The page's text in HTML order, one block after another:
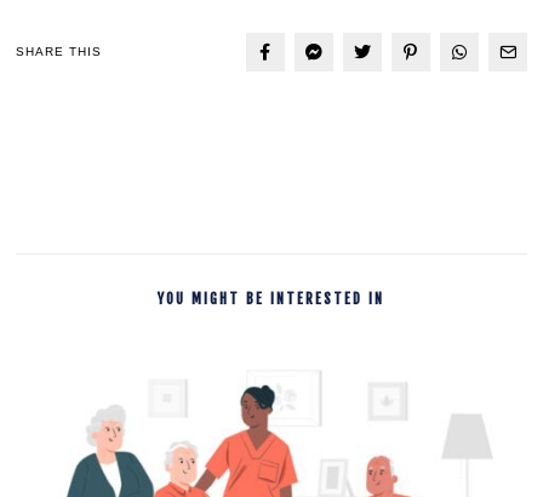
SHARE THIS
YOU MIGHT BE INTERESTED IN